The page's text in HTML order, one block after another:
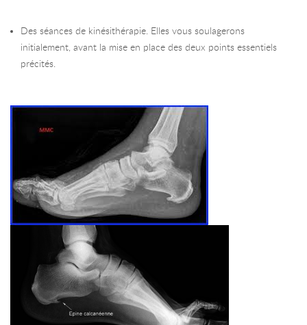
Des séances de kinésithérapie. Elles vous soulagerons
initialement, avant la mise en place des deux points essentiels
précités.